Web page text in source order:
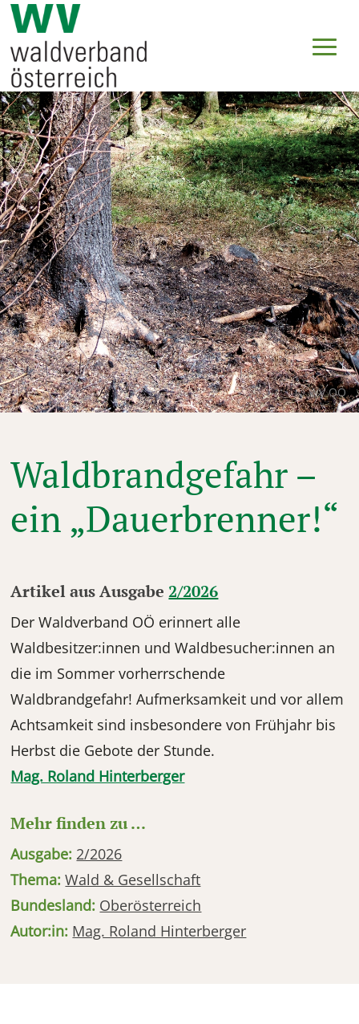
© WV OÖ
Waldbrandgefahr –
ein „Dauerbrenner!“
Artikel aus Ausgabe2/2026
Der Waldverband OÖ erinnert alle
Waldbesitzer:innen und Waldbesucher:innen an
die im Sommer vorherrschende
Waldbrandgefahr! Aufmerksamkeit und vor allem
Achtsamkeit sind insbesondere von Frühjahr bis
Herbst die Gebote der Stunde.
Mag. Roland Hinterberger
Mehr finden zu …
Ausgabe: 2/2026
Thema: Wald & Gesellschaft
Bundesland: Oberösterreich
Autor:in: Mag. Roland Hinterberger